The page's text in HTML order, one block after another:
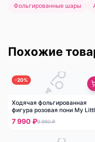
Фольгированные шары
Похожие
-20%
Ходячая фольгированная
фигура розовая пони My
Pony
7 990 ₽9 990 ₽